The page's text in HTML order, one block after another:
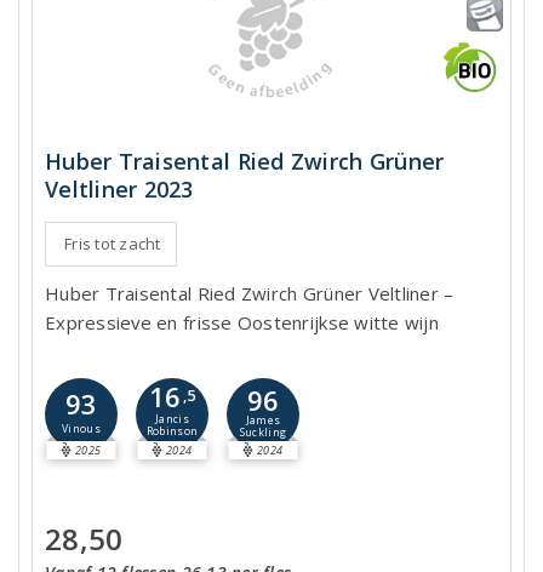
Huber Traisental Ried Zwirch Grüner
Veltliner 2023
Fris tot zacht
Huber Traisental Ried Zwirch Grüner Veltliner –
Expressieve en frisse Oostenrijkse witte wijn
93
Vinous
2025
16 ,5
Jancis
Robinson
2024
96
James
Suckling
2024
28,50